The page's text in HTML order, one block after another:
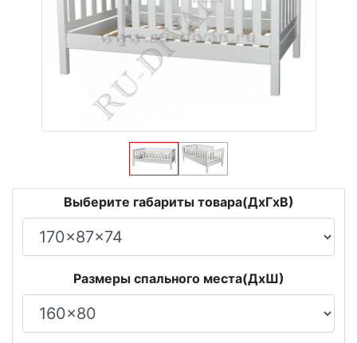
Выберите габариты товара(ДxГxВ)
Размеры спального места(ДxШ)